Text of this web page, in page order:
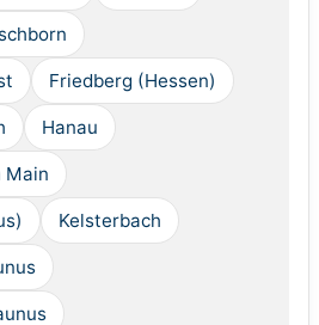
Friedberg (Hessen)
Hanau
Main
Kelsterbach